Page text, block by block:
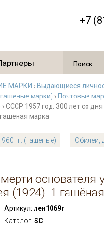
+7
МАРКИ › Выдающиеся
марки) › Почтовые
› СССР 1957 год. 300 лет со
марка
гг. (гашеные)
Юбилеи,
основателя
(1924). 1
Артикул: лен1069г
Каталог: SC